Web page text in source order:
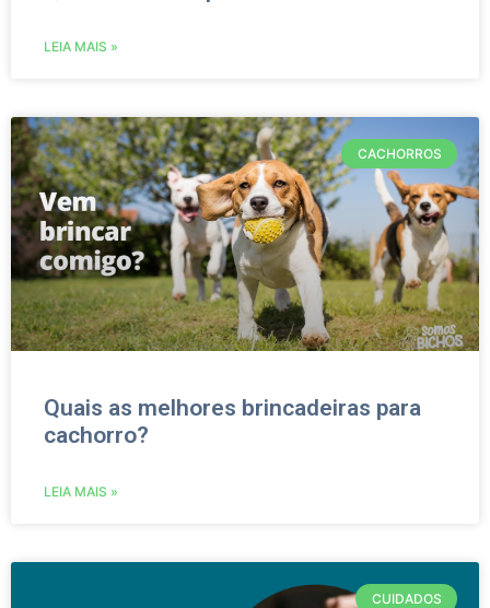
LEIA MAIS »
CACHORROS
Quais as melhores brincadeiras para
cachorro?
LEIA MAIS »
CUIDADOS